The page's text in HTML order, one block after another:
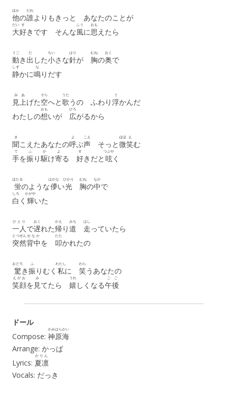
他
ほか
の誰
だれ
よりもきっと あなたのことが
大
だい
好
す
きです そんな風
ふう
に思
おも
えたら
動
うご
き 出
だ
した小
ちい
さな針
はり
が 胸
むね
の奥
おく
で
静
しず
かに鳴
な
りだす
見
み
上
あ
げた空
そら
へと歌
うた
うの ふわり浮
う
かんだ
わたしの想
おも
いが 広
ひろ
がるから
聞
き
こえたあなたの呼
よ
ぶ声
こえ
そっと微
ほほ
笑
え
む
手
て
を振
ふ
り駆
か
け寄
よ
る 好
す
きだと 呟
つぶや
く
蛍
ほたる
のような儚
はかな
い光
ひかり
胸
むね
の中
なか
で
白
しろ
く 輝
かがや
いた
一人
ひとり
で遅
おく
れた帰
かえ
り道
みち
走
はし
っていたら
突然
とつぜん
背中
せなか
を 叩
たた
かれたの
驚
おどろ
き振
ふ
りむく 私
わたし
に 笑
わら
うあなたの
笑顔
えがお
を 見
み
てたら 嬉
うれ
しくなる午後
ごご
ドール
Compose: 神原
かみはら
海
かい
Arrange: かっぱ
Lyrics: 夏凛
かりん
Vocals: だっき